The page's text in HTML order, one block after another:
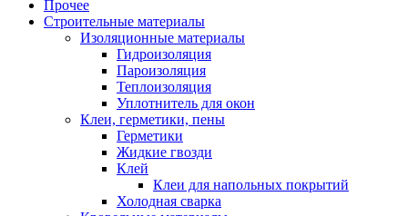
Прочее
Строительные материалы
Изоляционные материалы
Гидроизоляция
Пароизоляция
Теплоизоляция
Уплотнитель для окон
Клеи, герметики, пены
Герметики
Жидкие гвозди
Клей
Клеи для напольных покрытий
Холодная сварка